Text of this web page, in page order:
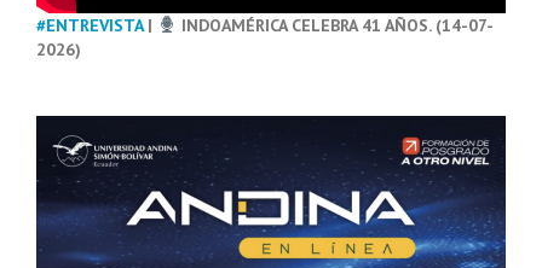
#ENTREVISTA|
INDOAMÉRICA CELEBRA 41 AÑOS. (14-07-
2026)